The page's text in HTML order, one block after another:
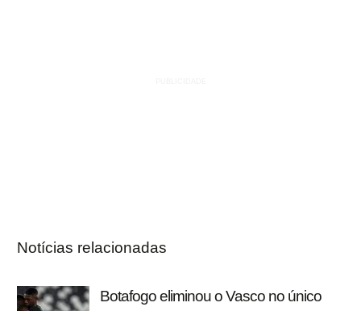
Notícias relacionadas
Botafogo eliminou o Vasco no único